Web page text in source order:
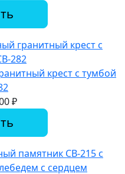
крест с тумбой
₽